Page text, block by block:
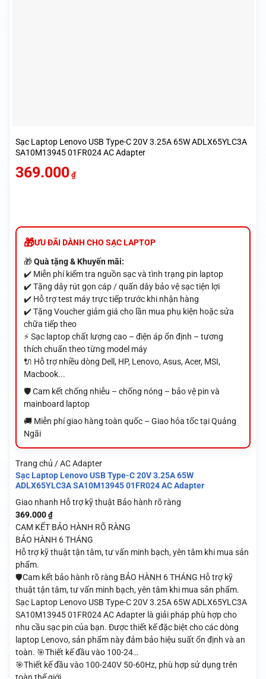
Sạc Laptop Lenovo USB Type-C 20V 3.25A 65W ADLX65YLC3A
SA10M13945 01FR024 AC Adapter
369.000 ₫
ƯU ĐÃI DÀNH CHO SẠC LAPTOP
🎁Quà tặng & Khuyến mãi:
✔️ Miễn phí kiểm tra nguồn sạc và tình trạng pin laptop
✔️ Tặng dây rút gọn cáp / quấn dây bảo vệ sạc tiện lợi
✔️ Hỗ trợ test máy trực tiếp trước khi nhận hàng
✔️ Tặng Voucher giảm giá cho lần mua phụ kiện hoặc sửa
chữa tiếp theo
⚡ Sạc laptop chất lượng cao – điện áp ổn định – tương
thích chuẩn theo từng model máy
🔌 Hỗ trợ nhiều dòng Dell, HP, Lenovo, Asus, Acer, MSI,
Macbook...
🛡️ Cam kết chống nhiễu – chống nóng – bảo vệ pin và
mainboard laptop
🚚 Miễn phí giao hàng toàn quốc – Giao hỏa tốc tại Quảng
Ngãi
Trang chủ / AC Adapter
Sạc Laptop Lenovo USB Type-C 20V 3.25A 65W
ADLX65YLC3A SA10M13945 01FR024 AC Adapter
Giao nhanh Hỗ trợ kỹ thuật Bảo hành rõ ràng
369.000 ₫
CAM KẾT BẢO HÀNH RÕ RÀNG
BẢO HÀNH 6 THÁNG
Hỗ trợ kỹ thuật tận tâm, tư vấn minh bạch, yên tâm khi mua sản
phẩm.
🛡️Cam kết bảo hành rõ ràng BẢO HÀNH 6 THÁNG Hỗ trợ kỹ
thuật tận tâm, tư vấn minh bạch, yên tâm khi mua sản phẩm.
Sạc Laptop Lenovo USB Type-C 20V 3.25A 65W ADLX65YLC3A
SA10M13945 01FR024 AC Adapter là giải pháp phù hợp cho
nhu cầu sạc pin của bạn. Được thiết kế đặc biệt cho các dòng
laptop Lenovo, sản phẩm này đảm bảo hiệu suất ổn định và an
toàn. 🎯Thiết kế đầu vào 100-24…
🎯Thiết kế đầu vào 100-240V 50-60Hz, phù hợp sử dụng trên
toàn thế giới.